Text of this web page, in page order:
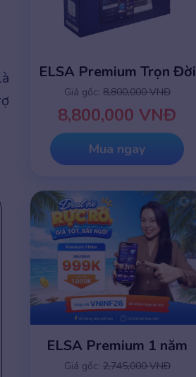
ELSA Premium Trọn Đời
Giá gốc: 8,800,000 VNĐ
8,800,000 VNĐ
Mua ngay
ELSA Premium 1 năm
Giá gốc: 2,745,000 VNĐ